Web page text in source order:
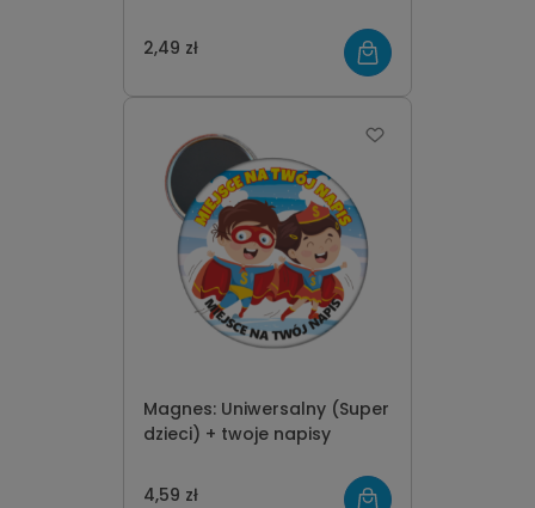
2,49 zł
Magnes: Uniwersalny (Super
dzieci) + twoje napisy
4,59 zł